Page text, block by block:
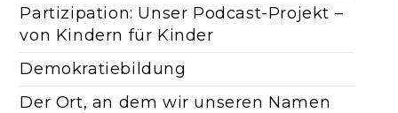
Partizipation: Unser Podcast-Projekt –
von Kindern für Kinder
Demokratiebildung
Der Ort, an dem wir unseren Namen